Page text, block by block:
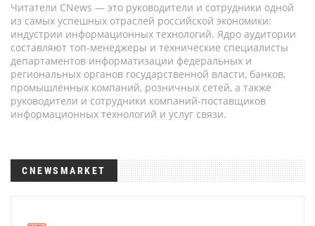
Читатели CNews — это руководители и сотрудники одной
из самых успешных отраслей российской экономики:
индустрии информационных технологий. Ядро аудитории
составляют топ-менеджеры и технические специалисты
департаментов информатизации федеральных и
региональных органов государственной власти, банков,
промышленных компаний, розничных сетей, а также
руководители и сотрудники компаний-поставщиков
информационных технологий и услуг связи.
CNEWSMARKET